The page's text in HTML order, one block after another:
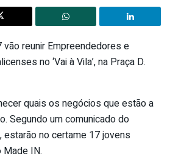
reunir Empreendedores e
no ‘Vai à Vila’, na Praça D.
quais os negócios que estão a
Segundo um comunicado do
estarão no certame 17 jovens
Made IN.